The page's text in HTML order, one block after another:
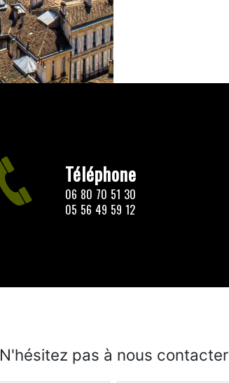
Téléphone
06 80 70 51 30
05 56 49 59 12
N'hésitez pas à nous contacter